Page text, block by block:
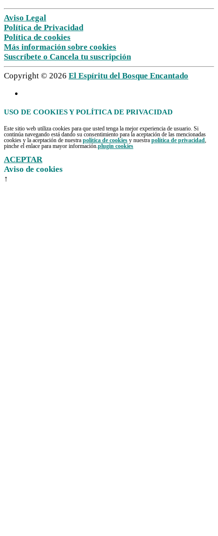
Aviso Legal
Política de Privacidad
Política de cookies
Más información sobre cookies
Suscríbete o Cancela tu suscripción
Copyright © 2026 El Espíritu del Bosque Encantado
USO DE COOKIES Y POLÍTICA DE PRIVACIDAD
Este sitio web utiliza cookies para que usted tenga la mejor experiencia de usuario. Si
continúa navegando está dando su consentimiento para la aceptación de las mencionadas
cookies y la aceptación de nuestra política de cookies y nuestra política de privacidad,
pinche el enlace para mayor información.plugin cookies
ACEPTAR
Aviso de cookies
↑